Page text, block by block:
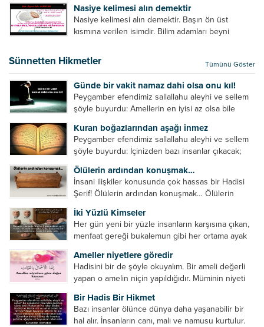
âyetlere baksın. Hayatı özetler misin sorusuna
verilebilecek en kısa ve bir o...
Nasiye kelimesi alın demektir
Nasiye kelimesi alın demektir. Başın ön üst
kısmına verilen isimdir. Bilim adamları beyni
Beynin ön kısmında bulunan bölüme ön bellek
denir. Bu kısım insan vücudunda...
Sünnetten Hikmetler Tümünü Göster
Günde bir vakit namaz dahi olsa onu kıl!
Peygamber efendimiz sallallahu aleyhi ve sellem
şöyle buyurdu: Amellerin en iyisi az olsa bile
bir yere sahiptir. Namaz kul ile Allah arasındaki bir
toplantıdır....
Kuran boğazlarından aşağı inmez
Peygamber efendimiz sallallahu aleyhi ve sellem
şöyle buyurdu: İçinizden bazı insanlar çıkacak;
küçümseyeceksiniz. Onların oruçlarını görünce
kendi oruçlarınızı küçümseyeceksiniz. Onların
amellerini görünce kendi amellerinizi
küçümseyeceksiniz. ...
Ölülerin ardından konuşmak…
İnsani ilişkiler konusunda çok hassas bir Hadisi
Şerif! Ölülerin ardından konuşmak… Ölülerin
küfretmek, sövmek, onların günah ve kusurlarını
zikretmek ölüye zarar vermez, fayda da vermez....
İki Yüzlü Kimseler
Her gün yeni bir yüzle insanların karşısına çıkan,
menfaat gereği bukalemun gibi her ortama ayak
insan grubudur. Müminlerin yanında mümin gibi
duran,...
Ameller niyetlere göredir
Hadisini bir de şöyle okuyalım. Bir ameli değerli
yapan o amelin niçin yapıldığıdır. Müminin niyeti
namazın hiçbir değeri yoktur. Gösteriş için
okunan ezanın hiçbir...
Bir Hadis Bir Hikmet
Bazı insanlar ölünce dünya daha yaşanabilir bir
hal alır. İnsanların canı, malı ve namusu kurtulur.